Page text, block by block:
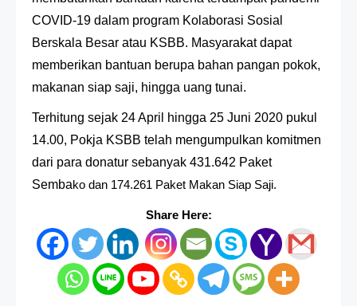
COVID-19 dalam program Kolaborasi Sosial
Berskala Besar atau KSBB. Masyarakat dapat
memberikan bantuan berupa bahan pangan pokok,
makanan siap saji, hingga uang tunai.
Terhitung sejak 24 April hingga 25 Juni 2020 pukul
14.00, Pokja KSBB telah mengumpulkan komitmen
dari para donatur sebanyak 431.642 Paket
Sembako dan 174.261 Paket Makan Siap Saji.
Share Here: